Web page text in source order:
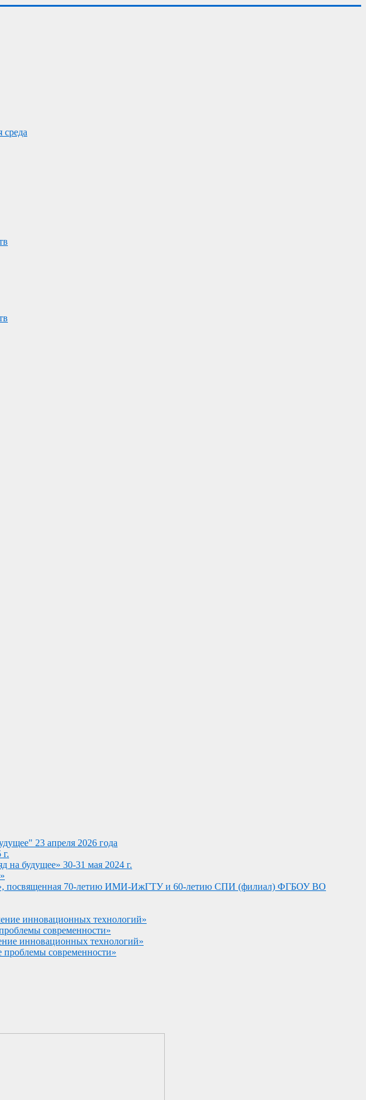
среда
23 апреля 2026 года
на будущее» 30-31 мая 2024 г.
посвященная 70-летию ИМИ-ИжГТУ и 60-летию СПИ (филиал) ФГБОУ ВО
инновационных технологий»
современности»
инновационных технологий»
проблемы современности»